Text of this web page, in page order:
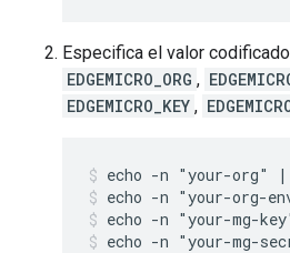
Especifica el valor
EDGEMICRO_ORG ,
EDGEMICRO_KEY ,
echo -n "your-
echo -n "your-
echo -n "your-mg-
echo -n "your-mg-